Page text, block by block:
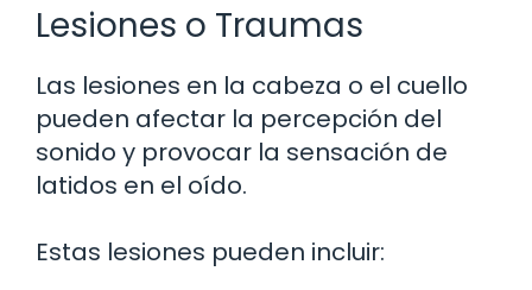
Lesiones o Traumas
Las lesiones en la cabeza o el cuello
pueden afectar la percepción del
sonido y provocar la sensación de
latidos en el oído.
Estas lesiones pueden incluir: